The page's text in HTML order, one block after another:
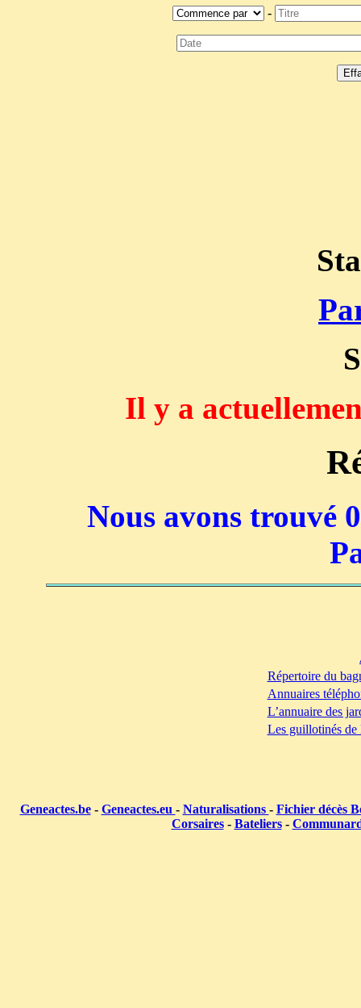
-
Il y a
Nous avons trouvé
Répertoire du
Annuaires
L’annuaire des
Les guillotinés de
Geneactes.be- Geneactes.eu - Naturalisations - Fichier décès
Corsaires- Bateliers-